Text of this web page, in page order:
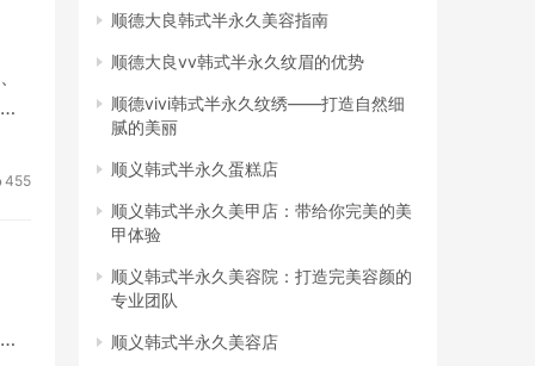
455
顺德大良韩式半永久美容指南
顺德大良vv韩式半永久纹眉的优势
顺德vivi韩式半永久纹绣——打造自然细
腻的美丽
顺义韩式半永久蛋糕店
顺义韩式半永久美甲店：带给你完美的美
甲体验
顺义韩式半永久美容院：打造完美容颜的
专业团队
顺义韩式半永久美容店